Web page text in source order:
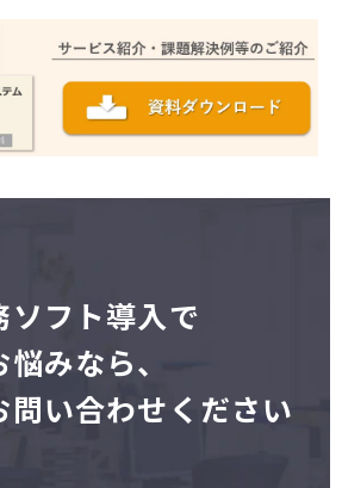
ソフト導入で
悩みなら、
問い合わせください